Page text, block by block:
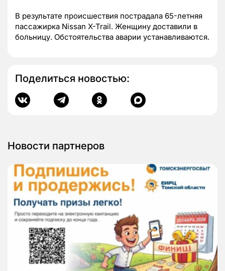
В результате происшествия пострадала 65-летняя
пассажирка Nissan X-Trail. Женщину доставили в
больницу. Обстоятельства аварии устанавливаются.
Поделиться новостью:
Новости партнеров